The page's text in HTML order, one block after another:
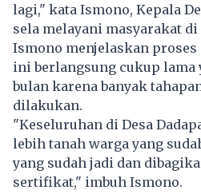
lagi," kata Ismono, Kepala
sela melayani masyarakat
Ismono menjelaskan
ini berlangsung cukup
bulan karena banyak
dilakukan.
"Keseluruhan di Desa
lebih tanah warga yang
yang sudah jadi dan
sertifikat," imbuh Ismono.